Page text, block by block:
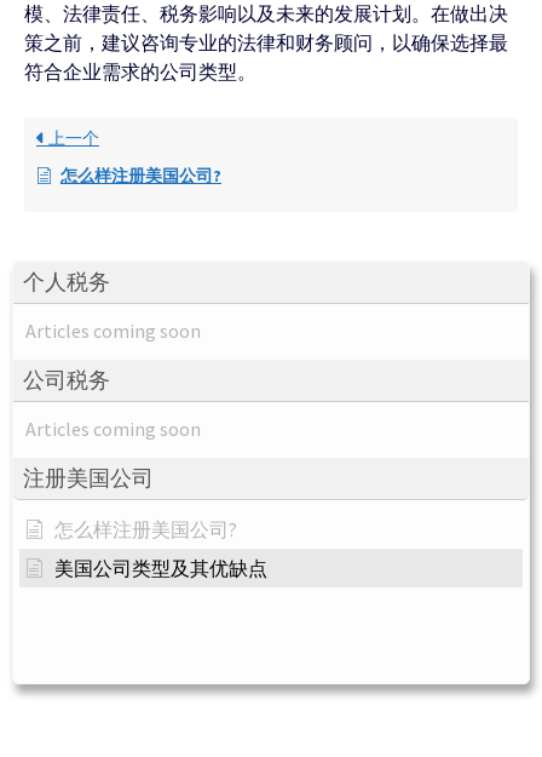
个人税务
Articles coming soon
公司税务
Articles coming soon
注册美国公司
怎么样注册美国公司?
美国公司类型及其优缺点
模、法律责任、税务影响以及未来的发展计划。在做出决
策之前，建议咨询专业的法律和财务顾问，以确保选择最
符合企业需求的公司类型。
上一个
怎么样注册美国公司?